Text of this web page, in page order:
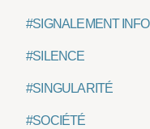
#SIGNALEMENT
#SILENCE
#SINGULARITÉ
#SOCIÉTÉ